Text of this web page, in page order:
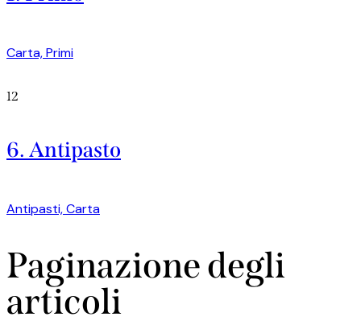
Carta,Primi
12
6. Antipasto
Antipasti,Carta
Paginazione degli
articoli